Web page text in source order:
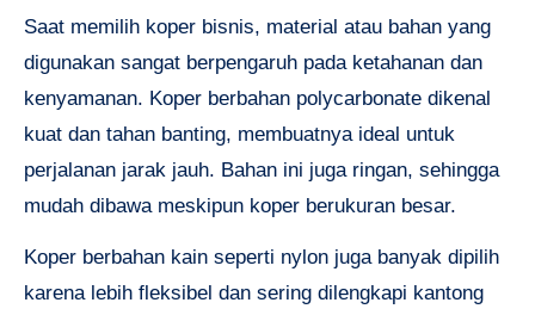
Saat memilih koper bisnis, material atau bahan yang
digunakan sangat berpengaruh pada ketahanan dan
kenyamanan. Koper berbahan polycarbonate dikenal
kuat dan tahan banting, membuatnya ideal untuk
perjalanan jarak jauh. Bahan ini juga ringan, sehingga
mudah dibawa meskipun koper berukuran besar.
Koper berbahan kain seperti nylon juga banyak dipilih
karena lebih fleksibel dan sering dilengkapi kantong